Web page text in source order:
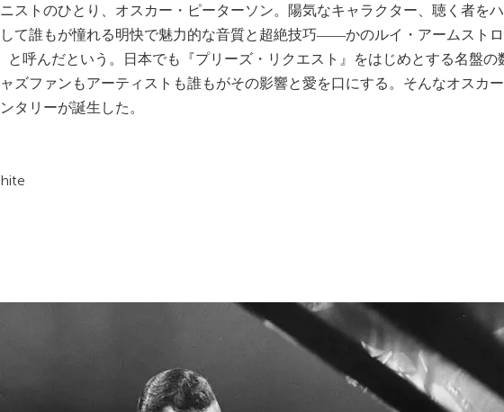
ストのひとり、オスカー・ピーターソン。陽気なキャラクター、聴く者を
て誰もが憧れる明快で魅力的な音質と超絶技巧――かのルイ・アームスト
呼んだという。日本でも『プリーズ・リクエスト』をはじめとする名盤の
ズファンもアーティストも誰もがその影響と愛を口にする。そんなオスカ
タリーが誕生した。